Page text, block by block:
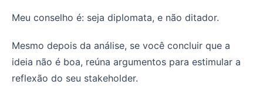
Meu conselho é: seja diplomata, e não ditador.
Mesmo depois da análise, se você concluir que a
ideia não é boa, reúna argumentos para estimular a
reflexão do seu stakeholder.